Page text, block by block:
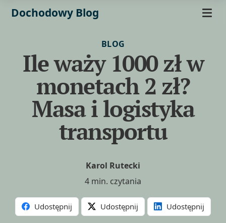
Dochodowy Blog
BLOG
Ile waży 1000 zł w
monetach 2 zł?
Masa i logistyka
transportu
Karol Rutecki
4 min. czytania
Udostępnij Udostępnij Udostępnij